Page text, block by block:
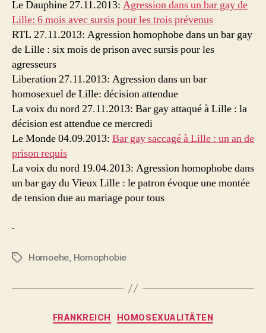
Le Dauphine 27.11.2013: Agression dans un bar gay de
Lille: 6 mois avec sursis pour les trois prévenus
RTL 27.11.2013: Agression homophobe dans un bar gay
de Lille : six mois de prison avec sursis pour les
agresseurs
Liberation 27.11.2013: Agression dans un bar
homosexuel de Lille: décision attendue
La voix du nord 27.11.2013: Bar gay attaqué à Lille : la
décision est attendue ce mercredi
Le Monde 04.09.2013: Bar gay saccagé à Lille : un an de
prison requis
La voix du nord 19.04.2013: Agression homophobe dans
un bar gay du Vieux Lille : le patron évoque une montée
de tension due au mariage pour tous
.
Schlagwörter
Homoehe, Homophobie
Kategorien
FRANKREICH HOMOSEXUALITÄTEN